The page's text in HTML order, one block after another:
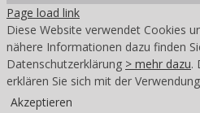
Page load link
Diese Website verwendet Cookies
nähere Informationen dazu finden
Datenschutzerklärung > mehr dazu.
erklären Sie sich mit der
Akzeptieren